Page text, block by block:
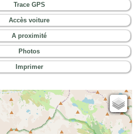
Trace GPS
Accès voiture
A proximité
Photos
Imprimer
Cartes IGN
Open Topo Map
Open Street Map